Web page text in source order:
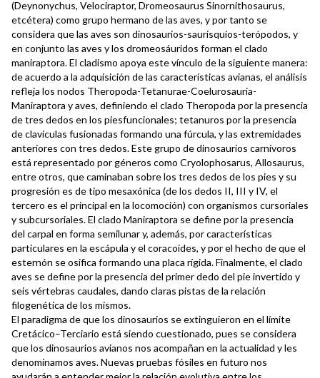
(Deynonychus, Velociraptor, Dromeosaurus Sinornithosaurus,
etcétera) como grupo hermano de las aves, y por tanto se
considera que las aves son dinosaurios-saurisquios-terópodos, y
en conjunto las aves y los dromeosáuridos forman el clado
maniraptora. El cladismo apoya este vínculo de la siguiente manera:
de acuerdo a la adquisición de las características avianas, el análisis
refleja los nodos Theropoda-Tetanurae-Coelurosauria-
Maniraptora y aves, definiendo el clado Theropoda por la presencia
de tres dedos en los piesfuncionales; tetanuros por la presencia
de clavículas fusionadas formando una fúrcula, y las extremidades
anteriores con tres dedos. Este grupo de dinosaurios carnívoros
está representado por géneros como Cryolophosarus, Allosaurus,
entre otros, que caminaban sobre los tres dedos de los pies y su
progresión es de tipo mesaxónica (de los dedos II, III y IV, el
tercero es el principal en la locomoción) con organismos cursoriales
y subcursoriales. El clado Maniraptora se define por la presencia
del carpal en forma semilunar y, además, por características
particulares en la escápula y el coracoides, y por el hecho de que el
esternón se osifica formando una placa rígida. Finalmente, el clado
aves se define por la presencia del primer dedo del pie invertido y
seis vértebras caudales, dando claras pistas de la relación
filogenética de los mismos.
El paradigma de que los dinosaurios se extinguieron en el límite
Cretácico–Terciario está siendo cuestionado, pues se considera
que los dinosaurios avianos nos acompañan en la actualidad y les
denominamos aves. Nuevas pruebas fósiles en futuro nos